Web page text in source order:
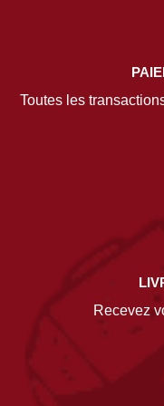
Toutes les
Recevez